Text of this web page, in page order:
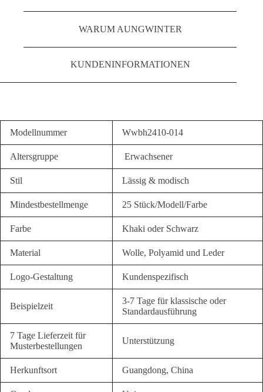
WARUM AUNGWINTER
KUNDENINFORMATIONEN
Modellnummer Wwbh2410-014
Altersgruppe Erwachsener
Stil Lässig & modisch
Mindestbestellmenge 25 Stück/Modell/Farbe
Farbe Khaki oder Schwarz
Material Wolle, Polyamid und Leder
Logo-Gestaltung Kundenspezifisch
Beispielzeit
3-7 Tage für klassische oder
Standardausführung
7 Tage Lieferzeit für
Musterbestellungen
Unterstützung
Herkunftsort Guangdong, China